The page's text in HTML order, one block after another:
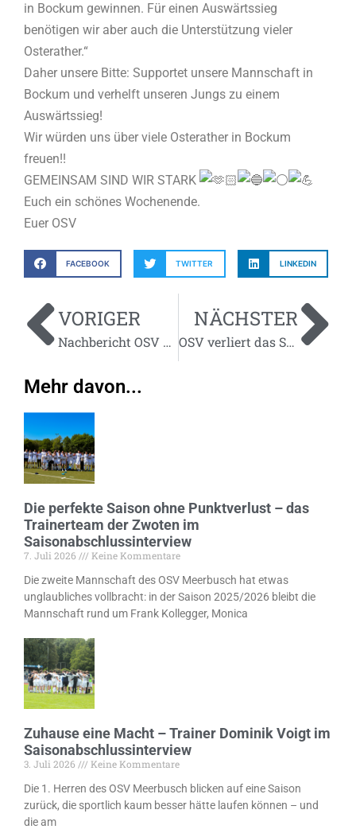
in Bockum gewinnen. Für einen Auswärtssieg
benötigen wir aber auch die Unterstützung vieler
Osterather.“
Daher unsere Bitte: Supportet unsere Mannschaft in
Bockum und verhelft unseren Jungs zu einem
Auswärtssieg!
Wir würden uns über viele Osterather in Bockum
freuen!!
GEMEINSAM SIND WIR STARK
Euch ein schönes Wochenende.
Euer OSV
FACEBOOK TWITTER LINKEDIN
VORIGER
Nachbericht OSV Auswärtsspiel bei VfR Krefeld Mittwoch 28. März 2023
NÄCHSTER
OSV verliert das Spitzenspiel in Bockum mit 5:3
Mehr davon...
Die perfekte Saison ohne Punktverlust – das
Trainerteam der Zwoten im
Saisonabschlussinterview
7. Juli 2026
Keine Kommentare
Die zweite Mannschaft des OSV Meerbusch hat etwas
unglaubliches vollbracht: in der Saison 2025/2026 bleibt die
Mannschaft rund um Frank Kollegger, Monica
Zuhause eine Macht – Trainer Dominik Voigt im
Saisonabschlussinterview
3. Juli 2026
Keine Kommentare
Die 1. Herren des OSV Meerbusch blicken auf eine Saison
zurück, die sportlich kaum besser hätte laufen können – und
die am